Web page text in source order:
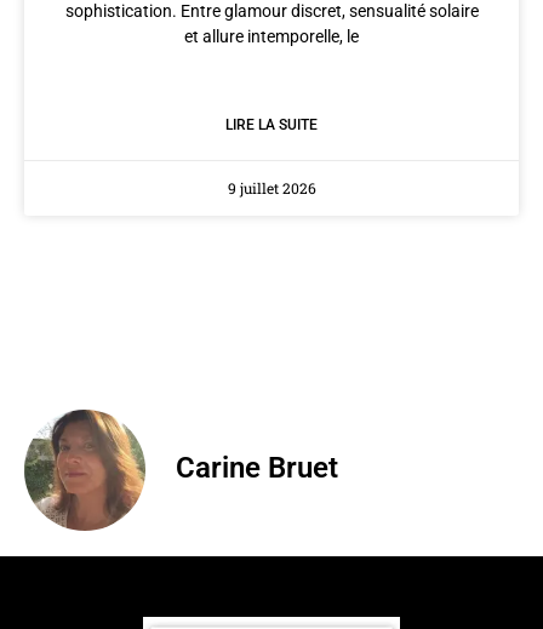
sophistication. Entre glamour discret, sensualité solaire
et allure intemporelle, le
LIRE LA SUITE
9 juillet 2026
Carine Bruet